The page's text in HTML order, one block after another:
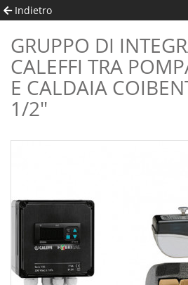
Indietro
GRUPPO DI INTEGRAZIONE
CALEFFI TRA
E CALDAIA
1/2"